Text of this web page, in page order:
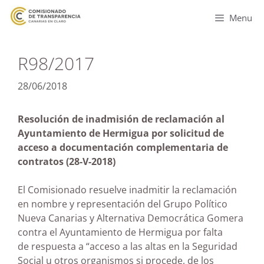
Menu
R98/2017
28/06/2018
Resolución de inadmisión de reclamación al
Ayuntamiento de Hermigua por solicitud de
acceso a documentación complementaria de
contratos (28-V-2018)
El Comisionado resuelve inadmitir la reclamación
en nombre y representación del Grupo Político
Nueva Canarias y Alternativa Democrática Gomera
contra el Ayuntamiento de Hermigua por falta
de respuesta a “acceso a las altas en la Seguridad
Social u otros organismos si procede, de los